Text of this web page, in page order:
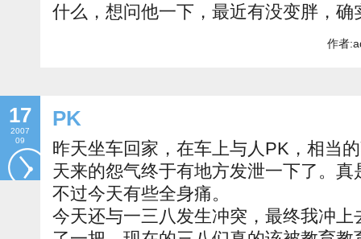
什么，想问他一下，最近有没变胖，确
作者
17
2007
09
PK
昨天坐车回家，在车上与人PK，相当
天来的怨气终于有地方发泄一下了。真
不过今天有些全身痛。
今天还与一三八发生冲突，最终我冲